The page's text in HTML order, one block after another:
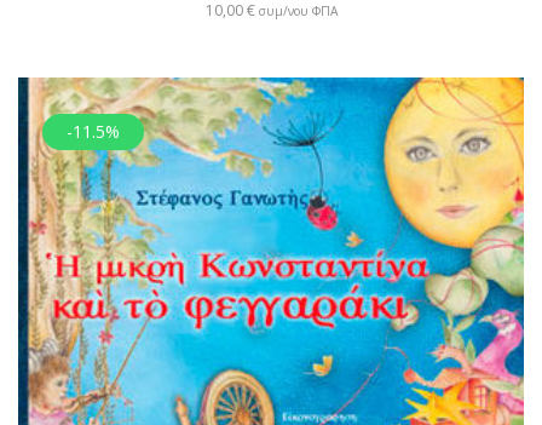
10,00€ συμ/νου ΦΠΑ
-11.5%